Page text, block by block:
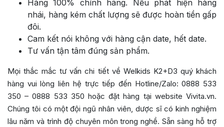
Hàng 100% chính hãng. Nếu phát hiện hàng
nhái, hàng kém chất lượng sẽ được hoàn tiền gấp
đôi.
Cam kết nói không với hàng cận date, hết date.
Tư vấn tận tâm đúng sản phẩm.
Mọi thắc mắc tư vấn chi tiết về Welkids K2+D3 quý khách
hàng vui lòng liên hệ trực tiếp đến Hotline/Zalo: 0888 533
350 – 0888 533 350 hoặc đặt hàng tại website Vivita.vn.
Chúng tôi có một đội ngũ nhân viên, dược sĩ có kinh nghiệm
lâu năm và trình độ chuyên môn trong nghề. Sẵn sàng hỗ trợ